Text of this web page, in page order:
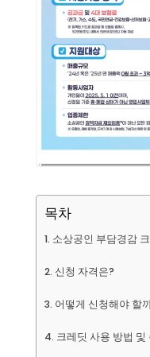
목차
소상공인 부담경감
신청 자격은?
어떻게 신청해야 할
크레딧 사용 방법 및